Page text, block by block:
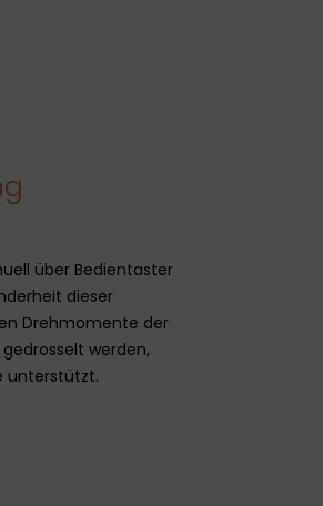
über Bedientaster
dieser
Drehmomente der
werden,
unterstützt.